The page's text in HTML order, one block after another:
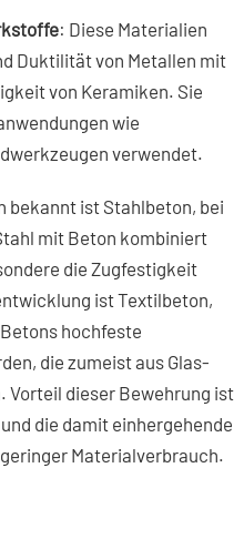
: Diese Materialien
Duktilität von Metallen mit
von Keramiken. Sie
wie
verwendet.
bekannt ist Stahlbeton, bei
mit Beton kombiniert
die Zugfestigkeit
ist Textilbeton,
hochfeste
die zumeist aus Glas-
Vorteil dieser Bewehrung ist
die damit einhergehende
Materialverbrauch.